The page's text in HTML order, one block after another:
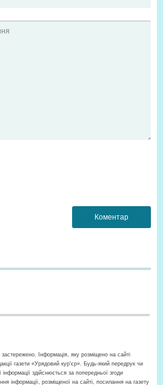
Інформація, яку розміщено на сайті
газети «Урядовий кур'єр». Будь-який передрук чи
здійснюється за попередньої згоди
інформації, розміщеної на сайті, посилання на газету